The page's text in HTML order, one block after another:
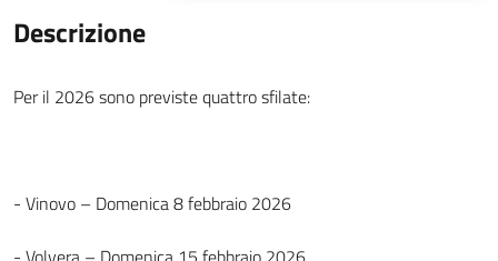
Descrizione
Per il 2026 sono previste quattro sfilate:
- Vinovo – Domenica 8 febbraio 2026